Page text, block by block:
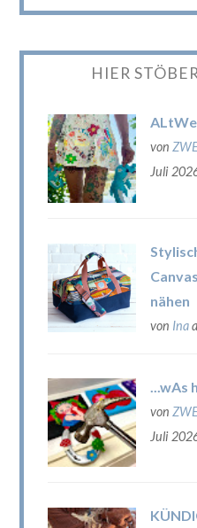
HIER
von
Juli
nähen
von Ina
...wAs
von
Juli